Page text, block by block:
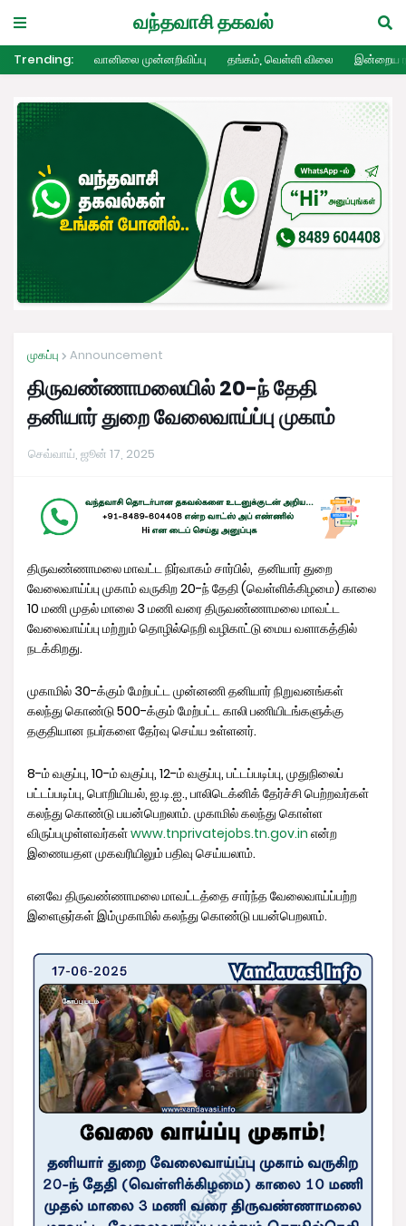
வந்தவாசி தகவல்
Trending: வானிலை முன்னறிவிப்பு தங்கம், வெள்ளி விலை இன்றைய
முகப்பு Announcement
திருவண்ணாமலையில் 20-ந் தேதி
தனியார் துறை வேலைவாய்ப்பு முகாம்
செவ்வாய், ஜூன் 17, 2025
திருவண்ணாமலை மாவட்ட நிர்வாகம் சார்பில், தனியார் துறை
வேலைவாய்ப்பு முகாம் வருகிற 20-ந் தேதி (வெள்ளிக்கிழமை) காலை
10 மணி முதல் மாலை 3 மணி வரை திருவண்ணாமலை மாவட்ட
வேலைவாய்ப்பு மற்றும் தொழில்நெறி வழிகாட்டு மைய வளாகத்தில்
நடக்கிறது.
முகாமில் 30-க்கும் மேற்பட்ட முன்னணி தனியார் நிறுவனங்கள்
கலந்து கொண்டு 500-க்கும் மேற்பட்ட காலி பணியிடங்களுக்கு
தகுதியான நபர்களை தேர்வு செய்ய உள்ளனர்.
8-ம் வகுப்பு, 10-ம் வகுப்பு, 12-ம் வகுப்பு, பட்டப்படிப்பு, முதுநிலைப்
பட்டப்படிப்பு, பொறியியல், ஐ.டி.ஐ., பாலிடெக்னிக் தேர்ச்சி பெற்றவர்கள்
கலந்து கொண்டு பயன்பெறலாம். முகாமில் கலந்து கொள்ள
விருப்பமுள்ளவர்கள்www.tnprivatejobs.tn.gov.in என்ற
இணையதள முகவரியிலும் பதிவு செய்யலாம்.
எனவே திருவண்ணாமலை மாவட்டத்தை சார்ந்த வேலைவாய்ப்பற்ற
இளைஞர்கள் இம்முகாமில் கலந்து கொண்டு பயன்பெறலாம்.